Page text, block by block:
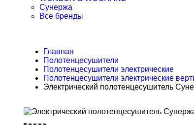
Сунержа
Все бренды
Главная
Полотенцесушители
Полотенцесушители электрические
Полотенцесушители электрические
Электрический полотенцесушитель